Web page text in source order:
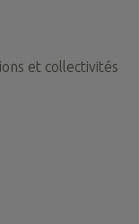
et collectivités